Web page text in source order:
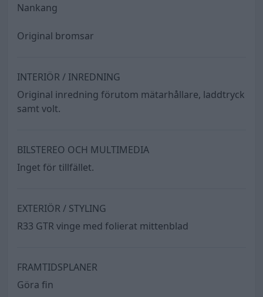
Nankang
Original bromsar
INTERIÖR / INREDNING
Original inredning förutom mätarhållare, laddtryck
samt volt.
BILSTEREO OCH MULTIMEDIA
Inget för tillfället.
EXTERIÖR / STYLING
R33 GTR vinge med folierat mittenblad
FRAMTIDSPLANER
Göra fin